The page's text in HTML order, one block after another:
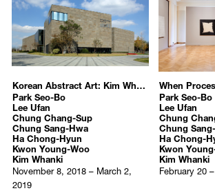
Korean Abstract Art: Kim Whanki and Dansaekhwa 한국의 추상미술: 김환기와 단색화
Park Seo-Bo
Lee Ufan
Chung Chang-Sup
Chung Sang-Hwa
Ha Chong-Hyun
Kwon Young-Woo
Kim Whanki
November 8, 2018 – March 2,
2019
Park Seo-Bo
Lee Ufan
Chung
Chung
Ha Chong-
Kwon
Kim Whanki
February 20